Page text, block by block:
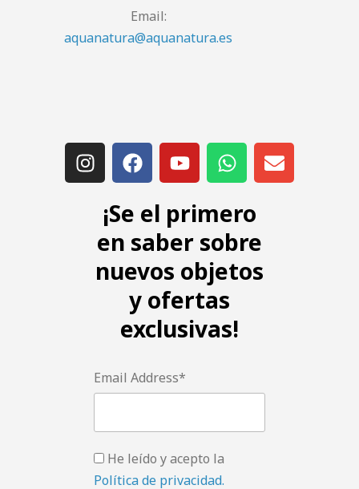
Email:
aquanatura@aquanatura.es
¡Se el primero
en saber sobre
nuevos objetos
y ofertas
exclusivas!
Email Address*
He leído y acepto la
Política de privacidad.